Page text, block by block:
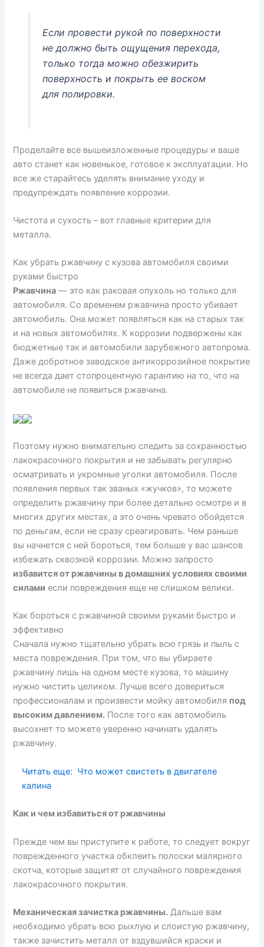
Если провести рукой по поверхности
не должно быть ощущения перехода,
только тогда можно обезжирить
поверхность и покрыть ее воском
для полировки.
Проделайте все вышеизложенные процедуры и ваше
авто станет как новенькое, готовое к эксплуатации. Но
все же старайтесь уделять внимание уходу и
предупреждать появление коррозии.
Чистота и сухость – вот главные критерии для
металла.
Как убрать ржавчину с кузова автомобиля своими
руками быстро
Ржавчина — это как раковая опухоль но только для
автомобиля. Со временем ржавчина просто убивает
автомобиль. Она может появляться как на старых так
и на новых автомобилях. К коррозии подвержены как
бюджетные так и автомобили зарубежного автопрома.
Даже добротное заводское антикоррозийное покрытие
не всегда дает стопроцентную гарантию на то, что на
автомобиле не появиться ржавчина.
Поэтому нужно внимательно следить за сохранностью
лакокрасочного покрытия и не забывать регулярно
осматривать и укромные уголки автомобиля. После
появления первых так званых «жучков», то можете
определить ржавчину при более детально осмотре и в
многих других местах, а это очень чревато обойдется
по деньгам, если не сразу среагировать. Чем раньше
вы начнется с ней бороться, тем больше у вас шансов
избежать сквозной коррозии. Можно запросто
избавится от ржавчины в домашних условиях своими
силами если повреждения еще не слишком велики.
Как бороться с ржавчиной своими руками быстро и
эффективно
Сначала нужно тщательно убрать всю грязь и пыль с
места повреждения. При том, что вы убираете
ржавчину лишь на одном месте кузова, то машину
нужно чистить целиком. Лучше всего довериться
профессионалам и произвести мойку автомобиля под
высоким давлением. После того как автомобиль
высохнет то можете уверенно начинать удалять
ржавчину.
Читать еще: Что может свистеть в двигателе
калина
Как и чем избавиться от ржавчины
Прежде чем вы приступите к работе, то следует вокруг
поврежденного участка обклеить полоски малярного
скотча, которые защитят от случайного повреждения
лакокрасочного покрытия.
Механическая зачистка ржавчины. Дальше вам
необходимо убрать всю рыхлую и слоистую ржавчину,
также зачистить металл от вздувшийся краски и